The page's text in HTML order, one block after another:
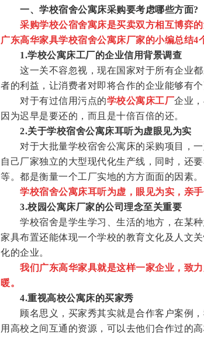
一、学校宿舍公寓床采购要考虑哪些方面?
采购学校公宿舍寓床是买卖双方相互博弈
广东高华家具学校宿舍公寓床厂家的小编总结4
1.学校公寓床工厂的企业信用背景调查
这一关不容忽视，现在国家对于所有企业都
者的利益，让消费者对即将合作的企业能够有个
对于有过信用污点的学校公寓床工厂企业
因为迟早是要还的，而且是十倍百倍的还。
2.关于学校宿舍公寓床耳听为虚眼见为实
对于大批量学校宿舍公寓床的采购项目，一
自己厂家独立的大型现代化生产线，同时，还
等。都是衡量一个工厂实地的方方面面的因素。
学校宿舍公寓床耳听为虚，眼见为实，亲手
3.校园公寓床厂家的公司理念至关重要
学校宿舍是学生学习、生活的地方，在某种
家具布置还能体现一个学校的教育文化及人文
化的企业。
我们广东高华家具就是这样一家企业，致
暖。
4.重视高校公寓床的买家秀
顾名思义，买家秀其实就是合作客户案例，
用高校之间互通的资源，可以去他们合作过的